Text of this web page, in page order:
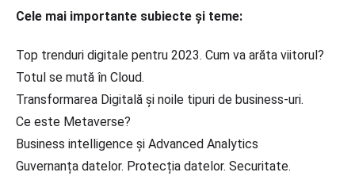
Cele mai importante subiecte și teme:
Top trenduri digitale pentru 2023. Cum va arăta viitorul?
Totul se mută în Cloud.
Transformarea Digitală și noile tipuri de business-uri.
Ce este Metaverse?
Business intelligence și Advanced Analytics
Guvernanța datelor. Protecția datelor. Securitate.